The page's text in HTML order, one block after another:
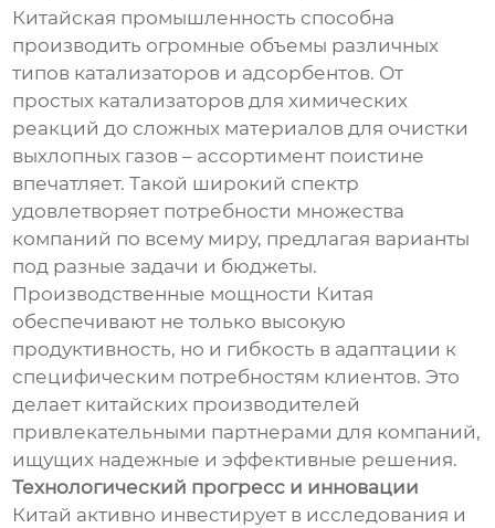
Китайская промышленность способна
производить огромные объемы различных
типов катализаторов и адсорбентов. От
простых катализаторов для химических
реакций до сложных материалов для очистки
выхлопных газов – ассортимент поистине
впечатляет. Такой широкий спектр
удовлетворяет потребности множества
компаний по всему миру, предлагая варианты
под разные задачи и бюджеты.
Производственные мощности Китая
обеспечивают не только высокую
продуктивность, но и гибкость в адаптации к
специфическим потребностям клиентов. Это
делает китайских производителей
привлекательными партнерами для компаний,
ищущих надежные и эффективные решения.
Технологический прогресс и инновации
Китай активно инвестирует в исследования и